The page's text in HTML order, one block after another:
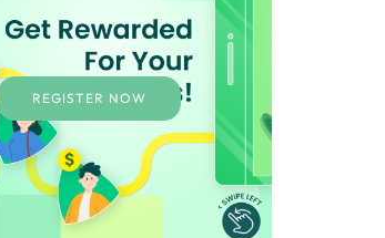
REGISTER NOW